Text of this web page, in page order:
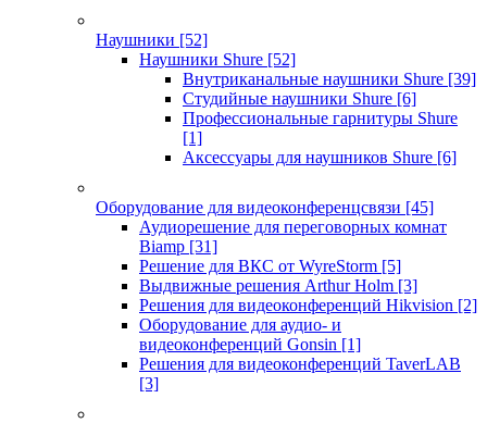
Наушники [52]
Наушники Shure [52]
Внутриканальные наушники Shure [39]
Студийные наушники Shure [6]
Профессиональные гарнитуры Shure
[1]
Аксессуары для наушников Shure [6]
Оборудование для видеоконференцсвязи [45]
Аудиорешение для переговорных комнат
Biamp [31]
Решение для ВКС от WyreStorm [5]
Выдвижные решения Arthur Holm [3]
Решения для видеоконференций Hikvision [2]
Оборудование для аудио- и
видеоконференций Gonsin [1]
Решения для видеоконференций TaverLAB
[3]